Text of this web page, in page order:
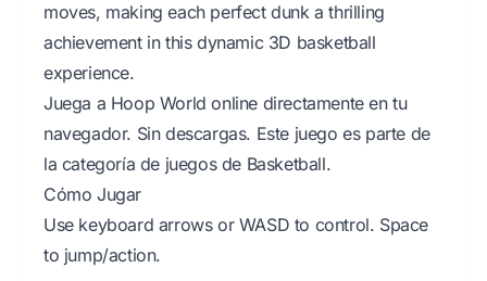
moves, making each perfect dunk a thrilling
achievement in this dynamic 3D basketball
experience.
Juega a Hoop World online directamente en tu
navegador. Sin descargas. Este juego es parte de
la categoría de juegos de Basketball.
Cómo Jugar
Use keyboard arrows or WASD to control. Space
to jump/action.